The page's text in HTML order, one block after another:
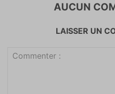
AUCUN
LAISSER UN